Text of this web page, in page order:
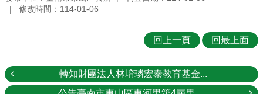
修改時間：114-01-06
回上一頁 回最上面
轉知財團法人林堉璘宏泰教育基金...